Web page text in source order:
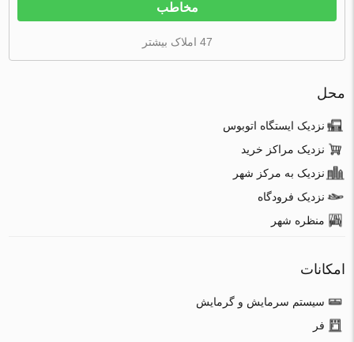
مخاطب
47 املاک بیشتر
محل
نزدیک ایستگاه اتوبوس
نزدیک مراکز خرید
نزدیک به مرکز شهر
نزدیک فرودگاه
منظره شهر
امکانات
سیستم سرمایش و گرمایش
فر